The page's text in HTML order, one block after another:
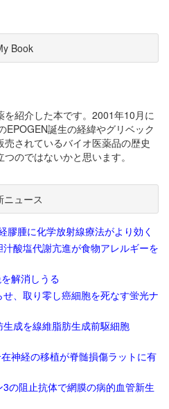
Book
紹介した本です。2001年10月に
EPOGEN誕生の経緯やグリベック
されているバイオ医薬品の歴史
のではないかと思います。
ニュース
膠腫に化学放射線療法がより効く
酸塩代謝亢進が食物アレルギーを
解消しうる
、取り零し癌細胞を死なす蛍光ナ
成を線維脂肪生成前駆細胞
神経の移植が脊髄損傷ラットに有
の阻止抗体で網膜の病的血管新生